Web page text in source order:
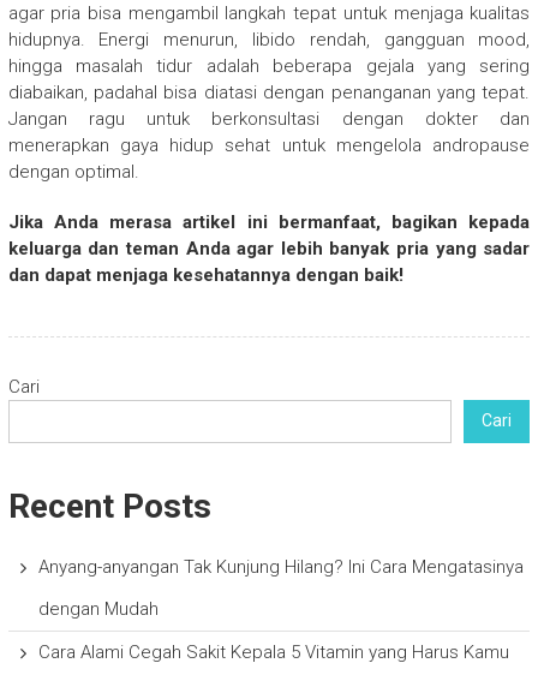
agar pria bisa mengambil langkah tepat untuk menjaga kualitas
hidupnya. Energi menurun, libido rendah, gangguan mood,
hingga masalah tidur adalah beberapa gejala yang sering
diabaikan, padahal bisa diatasi dengan penanganan yang tepat.
Jangan ragu untuk berkonsultasi dengan dokter dan
menerapkan gaya hidup sehat untuk mengelola andropause
dengan optimal.
Jika Anda merasa artikel ini bermanfaat, bagikan kepada
keluarga dan teman Anda agar lebih banyak pria yang sadar
dan dapat menjaga kesehatannya dengan baik!
Cari
Cari
Recent Posts
Anyang-anyangan Tak Kunjung Hilang? Ini Cara Mengatasinya
dengan Mudah
Cara Alami Cegah Sakit Kepala 5 Vitamin yang Harus Kamu